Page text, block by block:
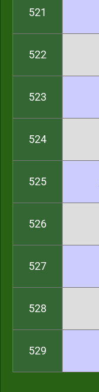
521
522
523
524
525
526
527
528
529